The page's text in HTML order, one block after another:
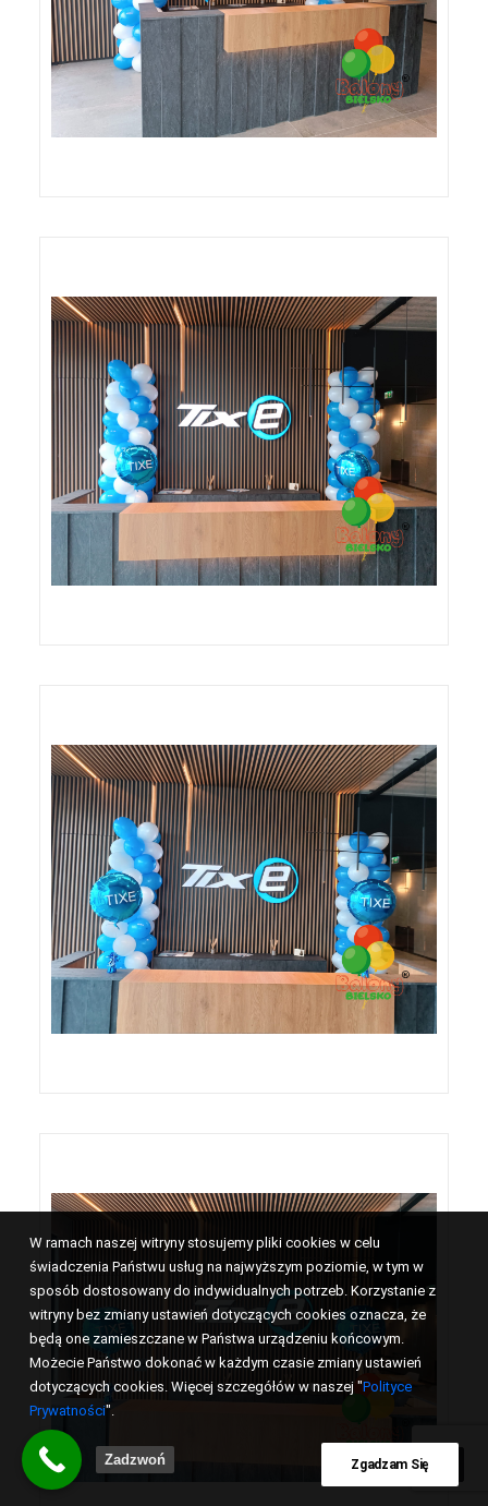
W ramach naszej witryny stosujemy pliki cookies w celu
świadczenia Państwu usług na najwyższym poziomie, w tym w
sposób dostosowany do indywidualnych potrzeb. Korzystanie z
witryny bez zmiany ustawień dotyczących cookies oznacza, że
będą one zamieszczane w Państwa urządzeniu końcowym.
Możecie Państwo dokonać w każdym czasie zmiany ustawień
dotyczących cookies. Więcej szczegółów w naszej "Polityce
Prywatności".
Zgadzam Się
Zadzwoń